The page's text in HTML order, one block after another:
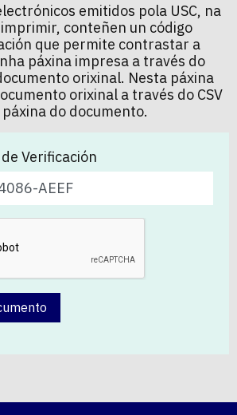
emitidos pola USC, na
conteñen un código
que permite contrastar a
páxina impresa a través do
orixinal. Nesta páxina
orixinal a través do CSV
do documento.
Verificación